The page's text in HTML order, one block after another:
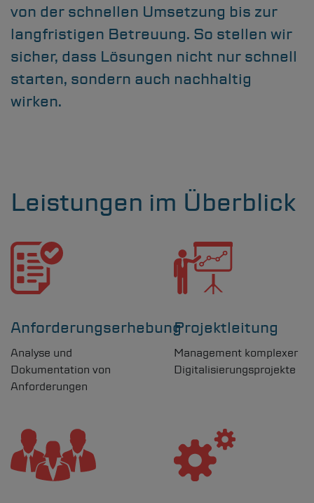
Leistungsportfolio
Projektanfrage
Informationen zur Barrierefreiheit
Leichte Sprache
von der schnellen Umsetzung bis zur
langfristigen Betreuung. So stellen wir
sicher, dass Lösungen nicht nur schnell
starten, sondern auch nachhaltig
wirken.
Leistungen im Überblick
Anforderungserhebung
Analyse und
Dokumentation von
Anforderungen
Projektleitung
Management komplexer
Digitalisierungsprojekte